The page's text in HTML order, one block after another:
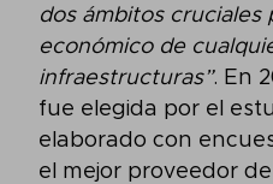
dos ámbitos cruciales
económico de
infraestructuras”. En
fue elegida por el
elaborado con
el mejor proveedor